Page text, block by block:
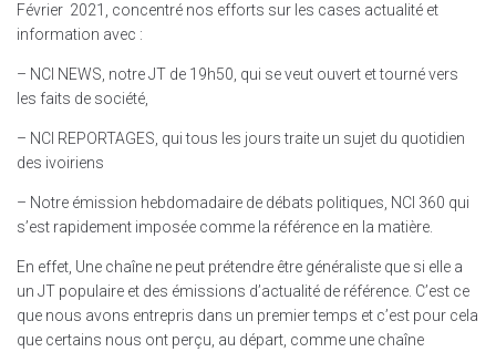
Février 2021, concentré nos efforts sur les cases actualité et
information avec :
– NCI NEWS, notre JT de 19h50, qui se veut ouvert et tourné vers
les faits de société,
– NCI REPORTAGES, qui tous les jours traite un sujet du quotidien
des ivoiriens
– Notre émission hebdomadaire de débats politiques, NCI 360 qui
s’est rapidement imposée comme la référence en la matière.
En effet, Une chaîne ne peut prétendre être généraliste que si elle a
un JT populaire et des émissions d’actualité de référence. C’est ce
que nous avons entrepris dans un premier temps et c’est pour cela
que certains nous ont perçu, au départ, comme une chaîne